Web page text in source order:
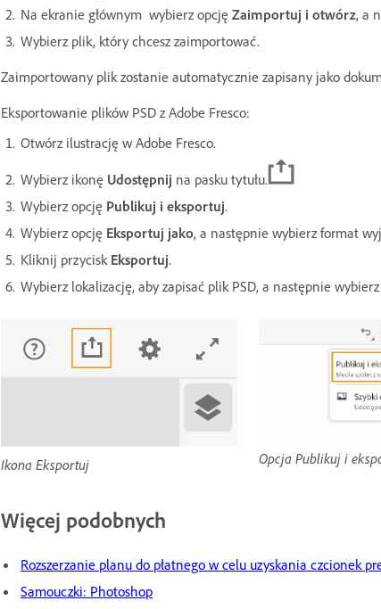
Na ekranie głównym wybierz opcję Zaimportuj i otwórz, a
Wybierz plik, który chcesz zaimportować.
Zaimportowany plik zostanie automatycznie zapisany jako
Eksportowanie plików PSD z Adobe Fresco:
Otwórz ilustrację w Adobe Fresco.
Wybierz ikonę Udostępnij na pasku tytułu.
Wybierz opcję Publikuj i eksportuj.
Wybierz opcję Eksportuj jako, a następnie wybierz format
Kliknij przycisk Eksportuj.
Wybierz lokalizację, aby zapisać plik PSD, a następnie
Ikona Eksportuj Opcja Publikuj i
Więcej podobnych
Rozszerzanie planu do płatnego w celu uzyskania czcionek
Samouczki: Photoshop